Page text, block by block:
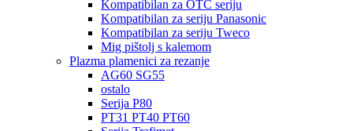
Kompatibilan za OTC seriju
Kompatibilan za seriju Panasonic
Kompatibilan za seriju Tweco
Mig pištolj s kalemom
Plazma plamenici za rezanje
AG60 SG55
ostalo
Serija P80
PT31 PT40 PT60